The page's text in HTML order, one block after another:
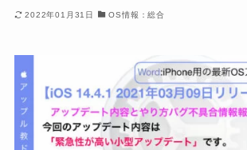
2022年01月31日 OS情報：総合